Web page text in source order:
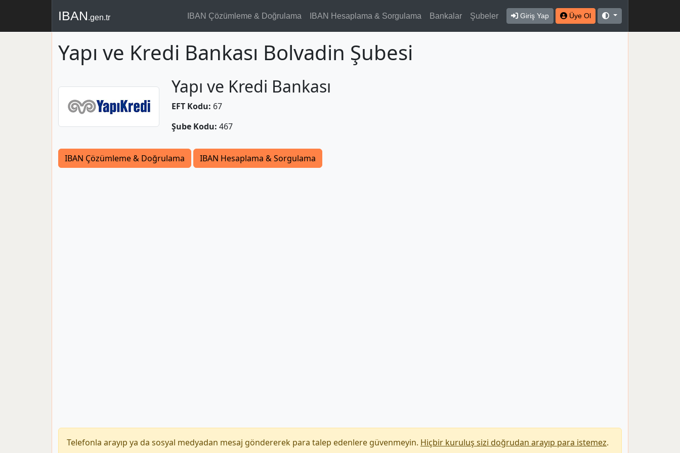
IBAN.gen.tr IBAN Çözümleme & Doğrulama IBAN Hesaplama & Sorgulama Bankalar Şubeler Giriş Yap Üye Ol
Yapı ve Kredi Bankası Bolvadin Şubesi
Yapı ve Kredi Bankası
EFT Kodu: 67
Şube Kodu: 467
IBAN Çözümleme & Doğrulama IBAN Hesaplama & Sorgulama
Telefonla arayıp ya da sosyal medyadan mesaj göndererek para talep edenlere güvenmeyin. Hiçbir kuruluş sizi doğrudan arayıp para istemez.